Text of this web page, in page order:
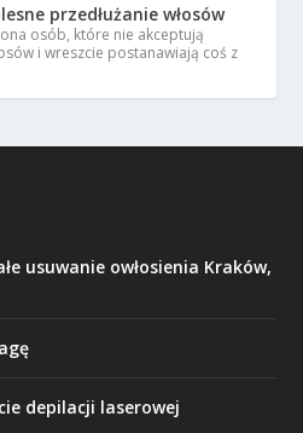
przedłużanie włosów
osób, które nie akceptują
i wreszcie postanawiają coś z
usuwanie owłosienia Kraków,
depilacji laserowej